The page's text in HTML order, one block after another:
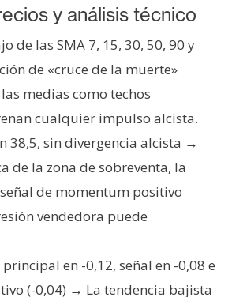
y análisis técnico
de las SMA 7, 15, 30, 50, 90 y
de «cruce de la muerte»
medias como techos
cualquier impulso alcista.
38,5, sin divergencia alcista →
de la zona de sobreventa, la
de momentum positivo
vendedora puede
principal en -0,12, señal en -0,08 e
(-0,04) → La tendencia bajista